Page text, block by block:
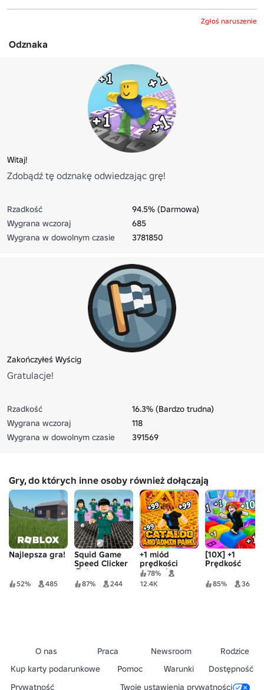
Zgłoś naruszenie
Odznaka
Witaj!
Zdobądź tę odznakę odwiedzając grę!
Rzadkość
94.5% (Darmowa)
Wygrana wczoraj
685
Wygrana w dowolnym czasie
3781850
Zakończyłeś Wyścig
Gratulacje!
Rzadkość
16.3% (Bardzo trudna)
Wygrana wczoraj
118
Wygrana w dowolnym czasie
391569
Gry, do których inne osoby również dołączają
Najlepsza gra!
52% 485
Squid Game
Speed Clicker
🦑⚡
87% 244
+1 miód
prędkości
ASMR |
Katalog
klawiatur
78%
12.4K
[10X] +1
Prędkość
ucieczki ASMR
85% 36
O nas Praca Newsroom
Rodzice
Kup karty podarunkowe
Pomoc Warunki
Dostępność
Prywatność
Twoje ustawienia prywatności